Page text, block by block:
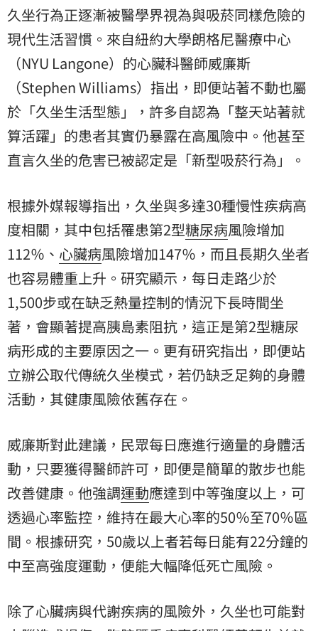
久坐行為正逐漸被醫學界視為與吸菸同樣危險的
現代生活習慣。來自紐約大學朗格尼醫療中心
（NYU Langone）的心臟科醫師威廉斯
（Stephen Williams）指出，即便站著不動也屬
於「久坐生活型態」，許多自認為「整天站著就
算活躍」的患者其實仍暴露在高風險中。他甚至
直言久坐的危害已被認定是「新型吸菸行為」。
根據外媒報導指出，久坐與多達30種慢性疾病高
度相關，其中包括罹患第2型糖尿病風險增加
112％、 心臟病風險增加147％，而且長期久坐者
也容易體重上升。研究顯示，每日走路少於
1,500步或在缺乏熱量控制的情況下長時間坐
著，會顯著提高胰島素阻抗，這正是第2型糖尿
病形成的主要原因之一。更有研究指出，即便站
立辦公取代傳統久坐模式，若仍缺乏足夠的身體
活動，其健康風險依舊存在。
威廉斯對此建議，民眾每日應進行適量的身體活
動，只要獲得醫師許可，即便是簡單的散步也能
改善健康。他強調運動應達到中等強度以上，可
透過心率監控，維持在最大心率的50％至70％區
間。根據研究，50歲以上者若每日能有22分鐘的
中至高強度運動，便能大幅降低死亡風險。
除了心臟病與代謝疾病的風險外，久坐也可能對